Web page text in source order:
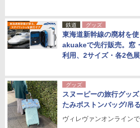
鉄道 グッズ
東海道新幹線の廃材を
akuakeで先行販売。窓
利用、2サイズ・各2色
グッズ
スヌーピーの旅行グッ
たみボストンバッグ/吊
ヴィレヴァンオンライン